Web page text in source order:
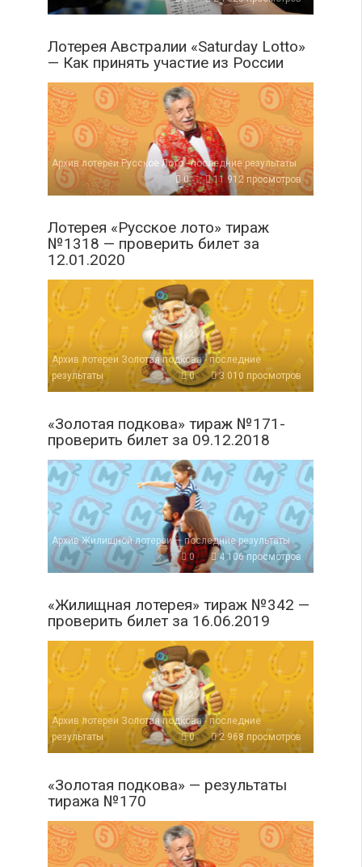
Лотерея Австралии «Saturday Lotto»
— Как принять участие из России
Архив лотереи Русское Лото - последние результаты
0
11 912 просмотров
Лотерея «Русское лото» тираж
№1318 — проверить билет за
12.01.2020
Архив лотереи Золотая подкова - последние
результаты
0 3 010 просмотров
«Золотая подкова» тираж №171-
проверить билет за 09.12.2018
Архив Жилищной лотереи — последние результаты
0
4 106 просмотров
«Жилищная лотерея» тираж №342 —
проверить билет за 16.06.2019
Архив лотереи Золотая подкова - последние
результаты
0 2 968 просмотров
«Золотая подкова» — результаты
тиража №170